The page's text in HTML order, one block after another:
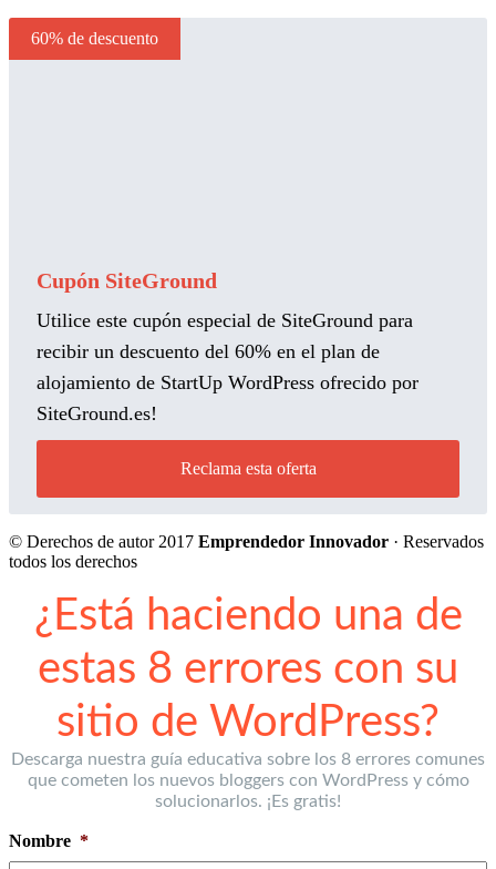
60% de descuento
Cupón SiteGround
Utilice este cupón especial de SiteGround para
recibir un descuento del 60% en el plan de
alojamiento de StartUp WordPress ofrecido por
SiteGround.es!
Reclama esta oferta
© Derechos de autor 2017 Emprendedor Innovador · Reservados
todos los derechos
¿Está haciendo una de
estas 8 errores con su
sitio de WordPress?
Descarga nuestra guía educativa sobre los 8 errores comunes
que cometen los nuevos bloggers con WordPress y cómo
solucionarlos. ¡Es gratis!
Nombre *